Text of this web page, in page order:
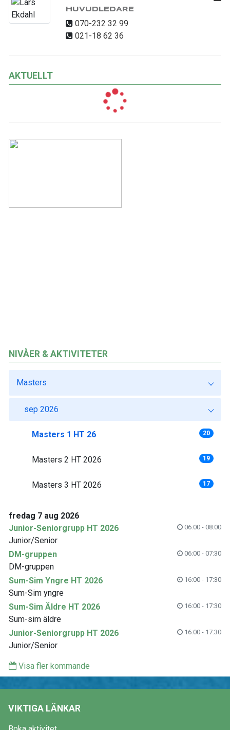
HUVUDLEDARE
070-232 32 99
021-18 62 36
AKTUELLT
NIVÅER & AKTIVITETER
Masters
sep 2026
Masters 1 HT 26 20
Masters 2 HT 2026 19
Masters 3 HT 2026 17
fredag 7 aug 2026
Junior-Seniorgrupp HT 2026
06:00 - 08:00
Junior/Senior
DM-gruppen
06:00 - 07:30
DM-gruppen
Sum-Sim Yngre HT 2026
16:00 - 17:30
Sum-Sim yngre
Sum-Sim Äldre HT 2026
16:00 - 17:30
Sum-sim äldre
Junior-Seniorgrupp HT 2026
16:00 - 17:30
Junior/Senior
Visa fler kommande
VIKTIGA LÄNKAR